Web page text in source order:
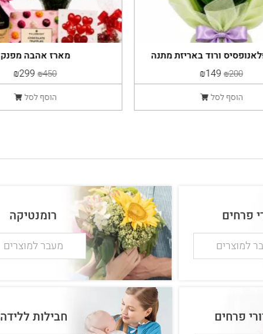
מארז אהבה מפנק
₪450
₪299
הוסף לסל
ורוד באריזת מתנה
יוקרתית
₪200
₪149
הוסף לסל
פרחים
למוצרים
רומנטיקה
מעבר למוצרים
פרחים חבילות ללידה